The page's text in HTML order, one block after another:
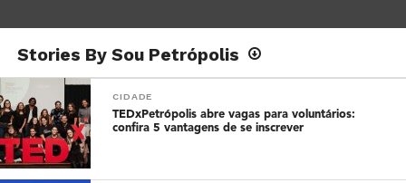
Stories By Sou Petrópolis
CIDADE
TEDxPetrópolis abre vagas para voluntários:
confira 5 vantagens de se inscrever